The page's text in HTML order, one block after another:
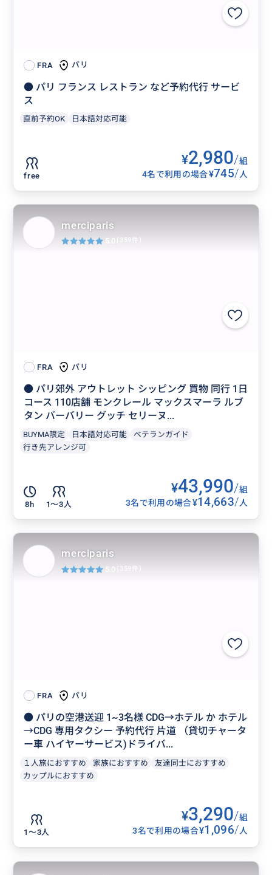
FRA パリ
● パリ フランス レストラン など予約代行 サービ
ス
直前予約OK 日本語対応可能
free
¥2,980/組
4名で利用の場合¥745/人
FRA パリ
● パリ郊外 アウトレット シッピング 買物 同行 1日
コース 110店舗 モンクレール マックスマーラ ルブ
タン バーバリー グッチ セリーヌ...
BUYMA限定 日本語対応可能
ベテランガイド
行き先アレンジ可
8h 1〜3人
¥43,990/組
3名で利用の場合¥14,663/人
merciparis
5.0 (359件)
FRA パリ
● パリの空港送迎 1~3名様 CDG→ホテル か ホテル
→CDG 専用タクシー 予約代行 片道 （貸切チャータ
ー車 ハイヤーサービス)ドライバ...
１人旅におすすめ 家族におすすめ
友達同士におすすめ
カップルにおすすめ
1〜3人
¥3,290/組
3名で利用の場合¥1,096/人
merciparis
5.0 (359件)